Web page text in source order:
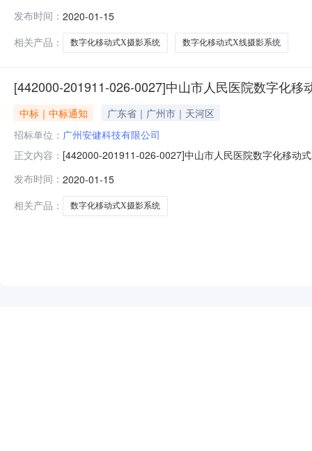
项目名称：中山市人民医院数字化移动式X摄影系统三、
发布时间： 2020-01-15
相关产品：
数字化移动式X摄影系统 数字化移动式X线摄影系统
[442000-201911-026-0027]中山市人民医院数字化移
中标｜中标通知
广东省｜广州市｜天河区
招标单位： 广州安健科技有限公司
正文内容： [442000-201911-026-0027]中山市人民医院数字化移动
项目名称：中山市人民医院数字化移动式X摄影系统三、
发布时间： 2020-01-15
相关产品：
数字化移动式X摄影系统